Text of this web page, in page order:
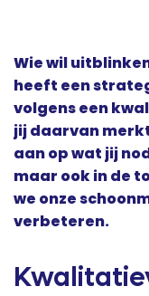
Wie wil
heeft een
volgens een
jij daarvan
aan op wat jij
maar ook in de
we onze
verbeteren.